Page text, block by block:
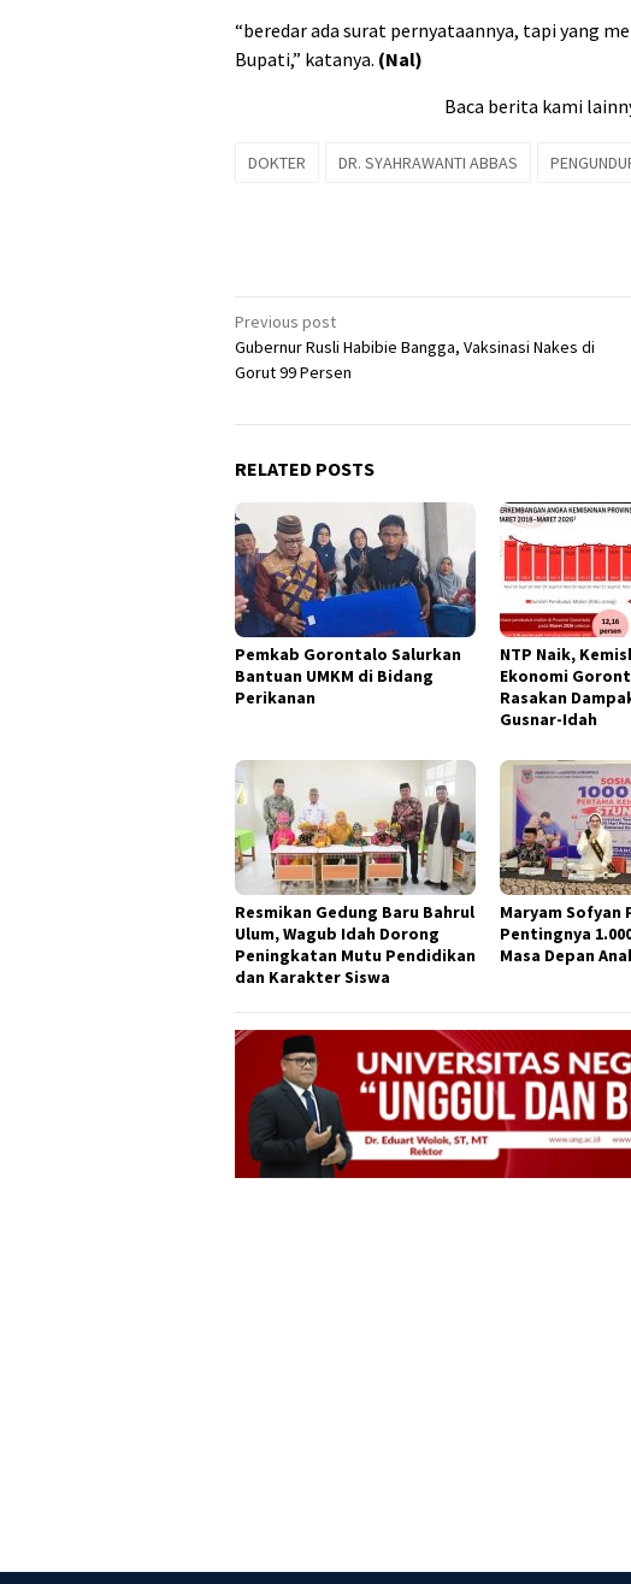
“beredar ada surat pernyataannya, tapi yang
Bupati,” katanya. (Nal)
Baca berita kami
DOKTER DR. SYAHRAWANTI ABBAS
Post
navigation
Previous post
Gubernur Rusli Habibie Bangga, Vaksinasi Nakes di
Gorut 99 Persen
RELATED POSTS
Pemkab Gorontalo Salurkan
Bantuan UMKM di Bidang
Perikanan
NTP Naik,
Ekonomi
Rasakan
Gusnar-Idah
Resmikan Gedung Baru Bahrul
Ulum, Wagub Idah Dorong
Peningkatan Mutu Pendidikan
dan Karakter Siswa
Maryam Sofyan
Pentingnya
Masa Depan